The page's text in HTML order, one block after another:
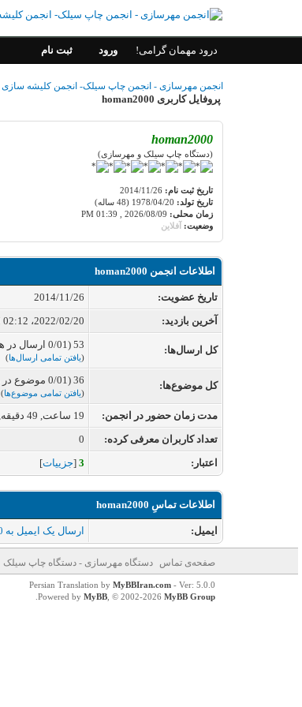
درود مهمان گرامی! ورود ثبت نام
انجمن مهرسازی - انجمن چاپ سیلک- انجمن کلیشه سازی
پروفایل کاربری homan2000
homan2000
(دستگاه چاپ سیلک و مهرسازی)
تاریخ ثبت نام:2014/11/26
تاریخ تولد: 1978/04/20 (48 ساله)
زمان محلی: 2026/08/09 , 01:39 PM
وضعیت: آفلاین
اطلاعات انجمن homan2000
تاریخ عضویت:
2014/11/26
آخرین بازدید:
2022/02/20، 02:12 PM
کل ارسال‌ها: 53 (0/01 ارسال در هر روز | 30.64 درصد از کل ارسال‌ها)
(یافتن تمامی ارسال‌ها)
کل موضوع‌ها: 36 (0/01 موضوع در هر روز | 48 درصد از کل موضوع‌ها)
(یافتن تمامی موضوع‌ها)
مدت زمان حضور در انجمن:
19 ساعت, 49 دقیقه, 34 ثانیه
تعداد کاربران معرفی کرده:
0
اعتبار:
3
[جزییات]
اطلاعات تماسِ homan2000
ایمیل: ارسال یک ایمیل به homan2000.
صفحه‌ی تماس دستگاه مهرسازی - دستگاه چاپ سیلک
Persian Translation by MyBBIran.com- Ver: 5.0.0
Powered by MyBB, © 2002-2026 MyBB Group